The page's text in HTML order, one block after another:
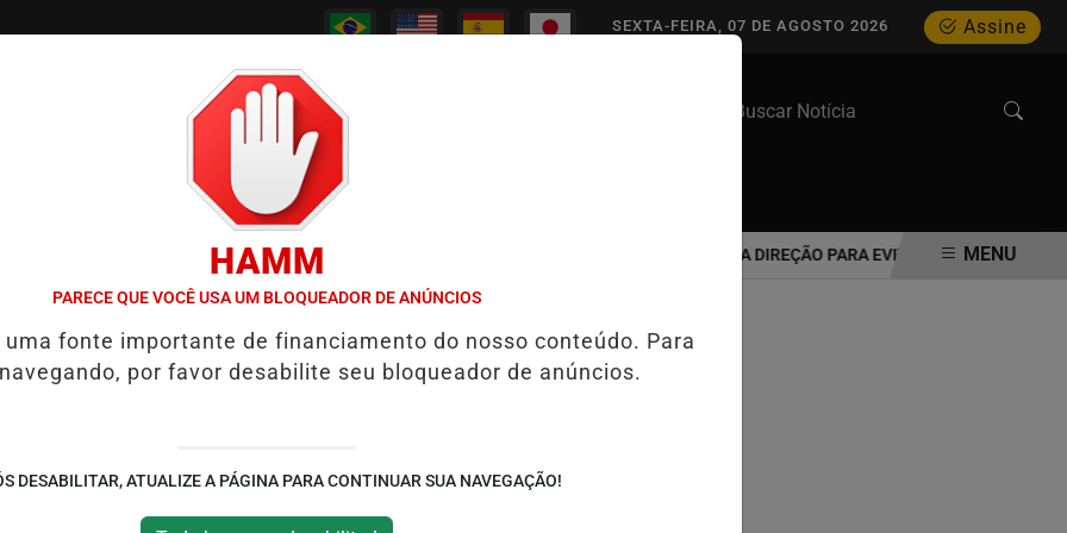
Assine
SEXTA-FEIRA, 07 DE AGOSTO 2026
CANAL RPJ CONTATO
REABRE REPORTAGEM APÓS TRÊS ANOS 7 SINAIS DE QUE UM IDOSO DEVE REAVALIAR A DIREÇÃO PARA EVITAR ACIDENTES NO
MENU
medicamento
de uma enfermeira
entregou a bebida contendo o
da instituição do bairro Chuo
HAMM
PARECE QUE VOCÊ USA UM BLOQUEADOR DE ANÚNCIOS
fonte importante de financiamento do nosso conteúdo. Para
por favor desabilite seu bloqueador de anúncios.
DESABILITAR, ATUALIZE A PÁGINA PARA CONTINUAR SUA NAVEGAÇÃO!